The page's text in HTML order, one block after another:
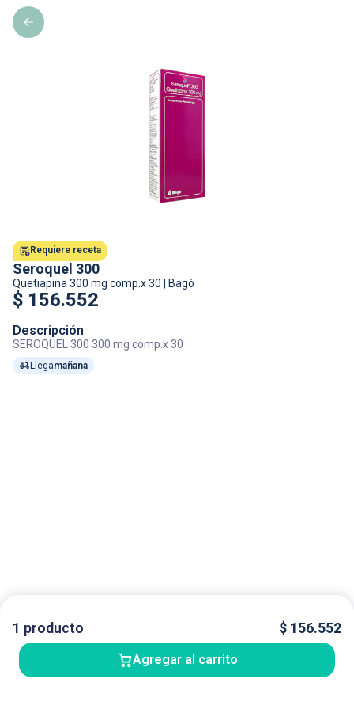
Requiere receta
Seroquel 300
Quetiapina 300 mg comp.x 30 Bagó
$ 156.552
Descripción
SEROQUEL 300 300 mg comp.x 30
Llegamañana
1 producto $ 156.552
Agregar al carrito